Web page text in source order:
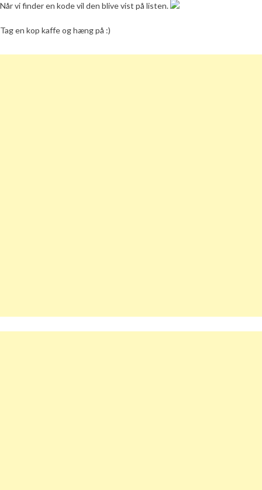
Når vi finder en kode vil den blive vist på listen.
Tag en kop kaffe og hæng på :)